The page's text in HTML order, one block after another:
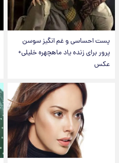
پست احساسی و غم انگیز سوسن
پرور برای زنده یاد ماهچهره خلیلی+
عکس